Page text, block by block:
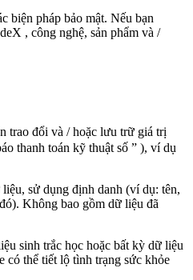
biện pháp bảo mật. Nếu bạn
, công nghệ, sản phẩm và /
trao đổi và / hoặc lưu trữ giá trị
thanh toán kỹ thuật số ” ), ví dụ
sử dụng định danh (ví dụ: tên,
Không bao gồm dữ liệu đã
sinh trắc học hoặc bất kỳ dữ liệu
có thể tiết lộ tình trạng sức khỏe